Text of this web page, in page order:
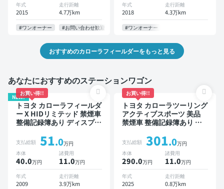
年式
2015
走行距離
4.7万km
#ワンオーナー #お問い合わせ歓迎
年式
2018
走行距離
4.3万km
#ワンオーナー
おすすめのカローラフィールダーをもっと見る
あなたにおすすめのステーションワゴン
NEW!
お買い得!!
トヨタ カローラフィールダ
ー X HIDリミテッド 禁煙車
整備記録簿あり ディスプレ
あり TV ワイヤレスキー
支払総額 51.0万円
本体
40.0万円
諸費用
11.0万円
年式
2009
走行距離
3.9万km
お買い得!!
トヨタ カローラツーリング
アクティブスポーツ 美品
禁煙車 整備記録簿あり デ
ビキットあり TV ブライン
ドスポットモニター オート
クルーズ スマートキー
ETC バックモニター ドラ
イブレコーダー 衝突軽減
支払総額 301.0万円
本体
290.0万円
諸費用
11.0万円
年式
2025
走行距離
0.8万km